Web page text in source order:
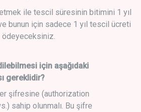
ile tescil süresinin bitimini 1 yıl
bunun için sadece 1 yıl tescil ücreti
ödeyeceksiniz.
için aşağıdaki
gereklidir?
şifresine (authorization
sahip olunmalı. Bu şifre